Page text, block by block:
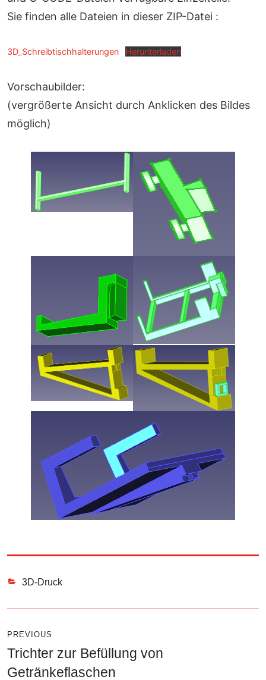
Sie finden alle Dateien in dieser ZIP-Datei :
3D_Schreibtischhalterungen Herunterladen
Vorschaubilder:
(vergrößerte Ansicht durch Anklicken des Bildes
möglich)
Categories
3D-Druck
PREVIOUS
Previous
post:
Trichter zur Befüllung von
Getränkeflaschen